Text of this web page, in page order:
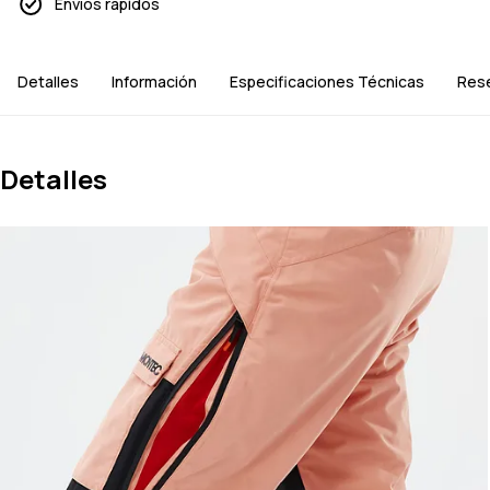
Envíos rápidos
Detalles Información Especificaciones Técnicas
Detalles